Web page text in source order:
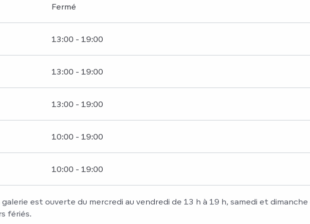
Fermé
13:00 - 19:00
13:00 - 19:00
13:00 - 19:00
10:00 - 19:00
10:00 - 19:00
est ouverte du mercredi au vendredi de 13 h à 19 h, samedi et dimanche
fériés.